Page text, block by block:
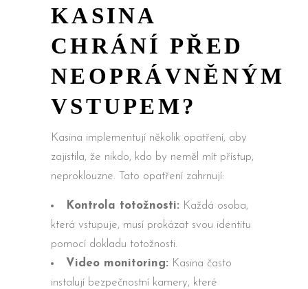
KASINA
CHRÁNÍ PŘED
NEOPRÁVNĚNÝM
VSTUPEM?
Kasina implementují několik opatření, aby
zajistila, že nikdo, kdo by neměl mít přístup,
neproklouzne. Tato opatření zahrnují:
Kontrola totožnosti: Každá osoba,
která vstupuje, musí prokázat svou identitu
pomocí dokladu totožnosti.
Video monitoring: Kasina často
instalují bezpečnostní kamery, které